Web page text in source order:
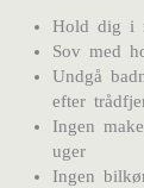
Hold dig i
Sov med
Undgå
efter
Ingen
uger
Ingen